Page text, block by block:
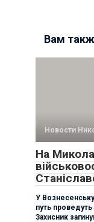
Вам
Новости
На
У
путь
Захисник